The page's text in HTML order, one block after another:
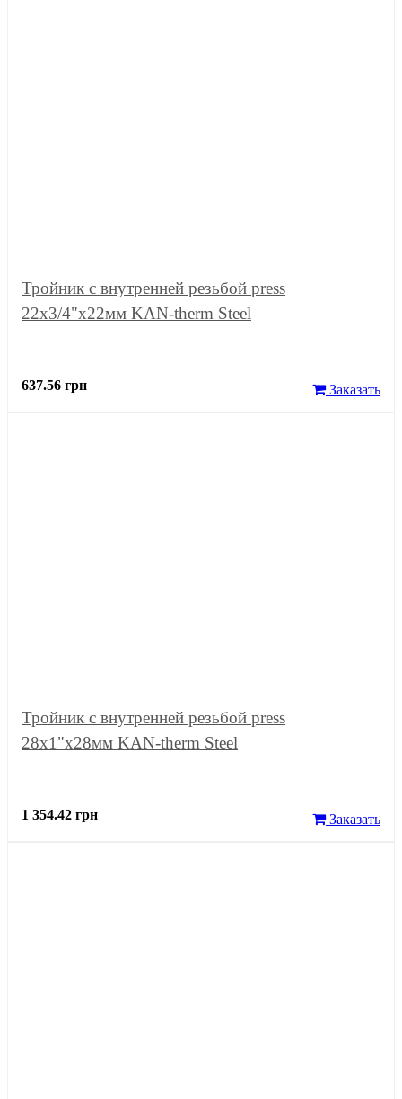
Тройник с внутренней резьбой press
22x3/4"x22мм KAN-therm Steel
637.56 грн Заказать
Тройник с внутренней резьбой press
28x1"x28мм KAN-therm Steel
1 354.42 грн Заказать